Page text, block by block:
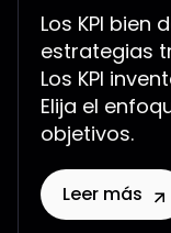
Los KPI bien
estrategias
Los KPI
Elija el
objetivos.
Leer más